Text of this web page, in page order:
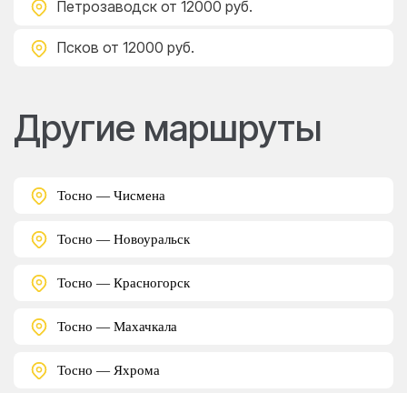
Петрозаводск от 12000 руб.
Псков от 12000 руб.
Другие маршруты
Тосно — Чисмена
Тосно — Новоуральск
Тосно — Красногорск
Тосно — Махачкала
Тосно — Яхрома